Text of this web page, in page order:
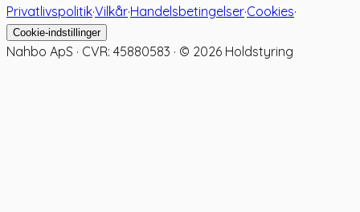
Privatlivspolitik·Vilkår·Handelsbetingelser·Cookies·
Cookie-indstillinger
Nahbo ApS · CVR: 45880583 · © 2026 Holdstyring